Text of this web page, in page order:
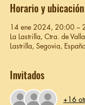
Horario y ubicación
14 ene 2024, 20:00 –
La Lastrilla, Ctra. de
Lastrilla, Segovia, España
Invitados
+16